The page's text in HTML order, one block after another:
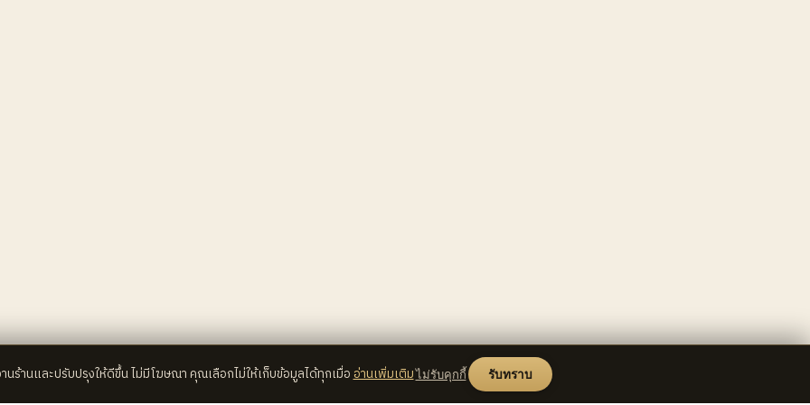
านร้านและปรับปรุงให้ดีขึ้น ไม่มีโฆษณา คุณเลือกไม่ให้เก็บข้อมูลได้ทุกเมื่ออ่านเพิ่มเติมไม่รับคุกกี้ รับทราบ